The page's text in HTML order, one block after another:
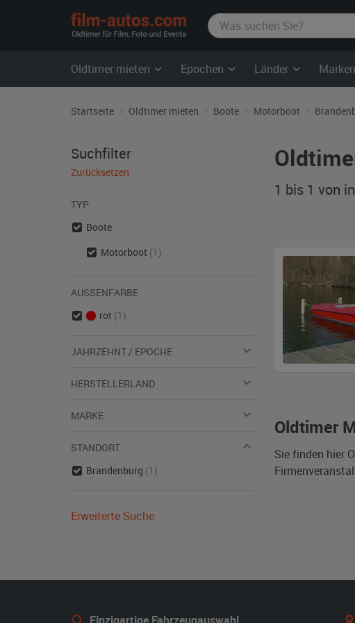
film-
autos.com
Oldtimer mieten Epochen Länder Marken
Startseite Oldtimer mieten Boote Motorboot
1 bis 1 von
Oldtimer
Sie finden hier
Suchfilter
Zurücksetzen
TYP
Boote
Motorboot (1)
AUSSENFARBE
rot (1)
JAHRZEHNT / EPOCHE
HERSTELLERLAND
MARKE
STANDORT
Brandenburg (1)
Erweiterte Suche